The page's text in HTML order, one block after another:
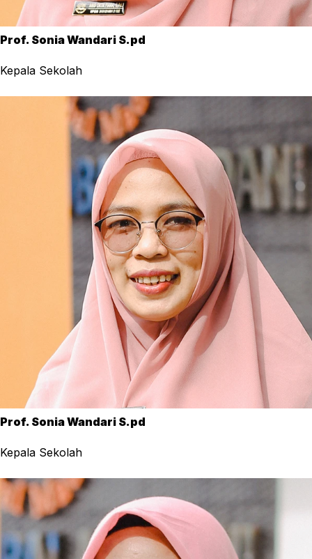
Prof. Sonia Wandari S.pd
Kepala Sekolah
Prof. Sonia Wandari S.pd
Kepala Sekolah